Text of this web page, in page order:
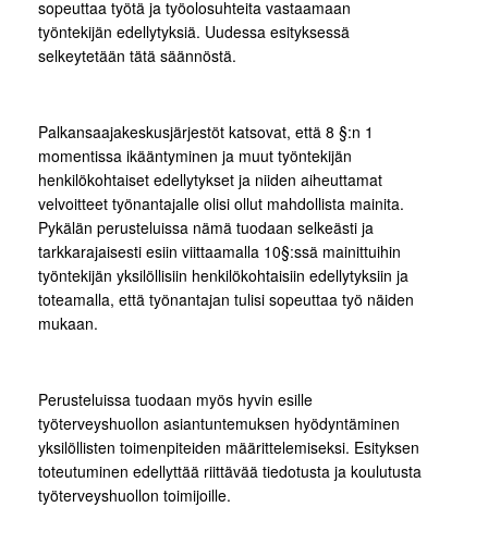
sopeuttaa työtä ja työolosuhteita vastaamaan
työntekijän edellytyksiä. Uudessa esityksessä
selkeytetään tätä säännöstä.
Palkansaajakeskusjärjestöt katsovat, että 8 §:n 1
momentissa ikääntyminen ja muut työntekijän
henkilökohtaiset edellytykset ja niiden aiheuttamat
velvoitteet työnantajalle olisi ollut mahdollista mainita.
Pykälän perusteluissa nämä tuodaan selkeästi ja
tarkkarajaisesti esiin viittaamalla 10§:ssä mainittuihin
työntekijän yksilöllisiin henkilökohtaisiin edellytyksiin ja
toteamalla, että työnantajan tulisi sopeuttaa työ näiden
mukaan.
Perusteluissa tuodaan myös hyvin esille
työterveyshuollon asiantuntemuksen hyödyntäminen
yksilöllisten toimenpiteiden määrittelemiseksi. Esityksen
toteutuminen edellyttää riittävää tiedotusta ja koulutusta
työterveyshuollon toimijoille.